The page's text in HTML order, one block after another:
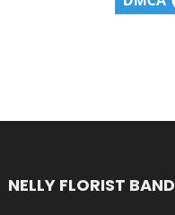
NELLY FLORIST